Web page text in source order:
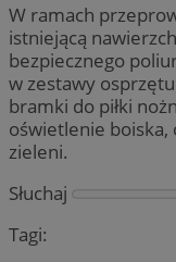
W ramach
istniejącą
bezpiecznego
w zestawy
bramki do piłki
oświetlenie boiska,
zieleni.
Słuchaj
Tagi: